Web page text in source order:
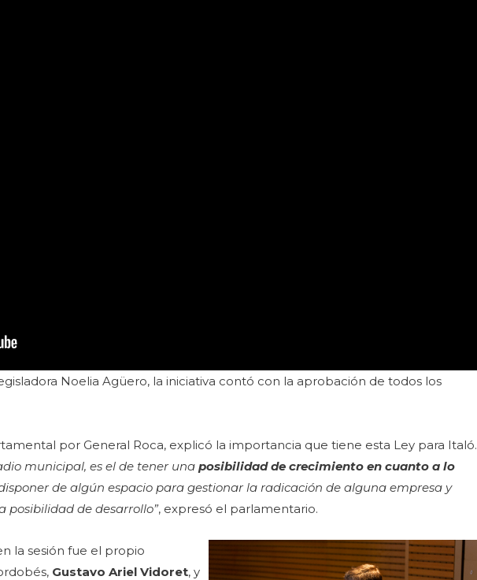
Noelia Agüero, la iniciativa contó con la aprobación de todos los
por General Roca, explicó la importancia que tiene esta Ley para Italó.
municipal, es el de tener unaposibilidad de crecimiento en cuanto a lo
de algún espacio para gestionar la radicación de alguna empresa y
posibilidad de desarrollo”, expresó el parlamentario.
la sesión fue el propio
Gustavo Ariel Vidoret, y